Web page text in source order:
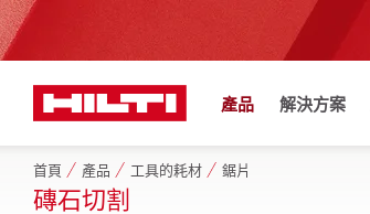
產品 解決方案
首頁 產品 工具的耗材 鋸片
磚石切割